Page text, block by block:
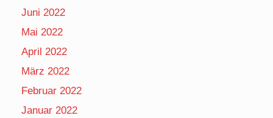
Juni 2022
Mai 2022
April 2022
März 2022
Februar 2022
Januar 2022